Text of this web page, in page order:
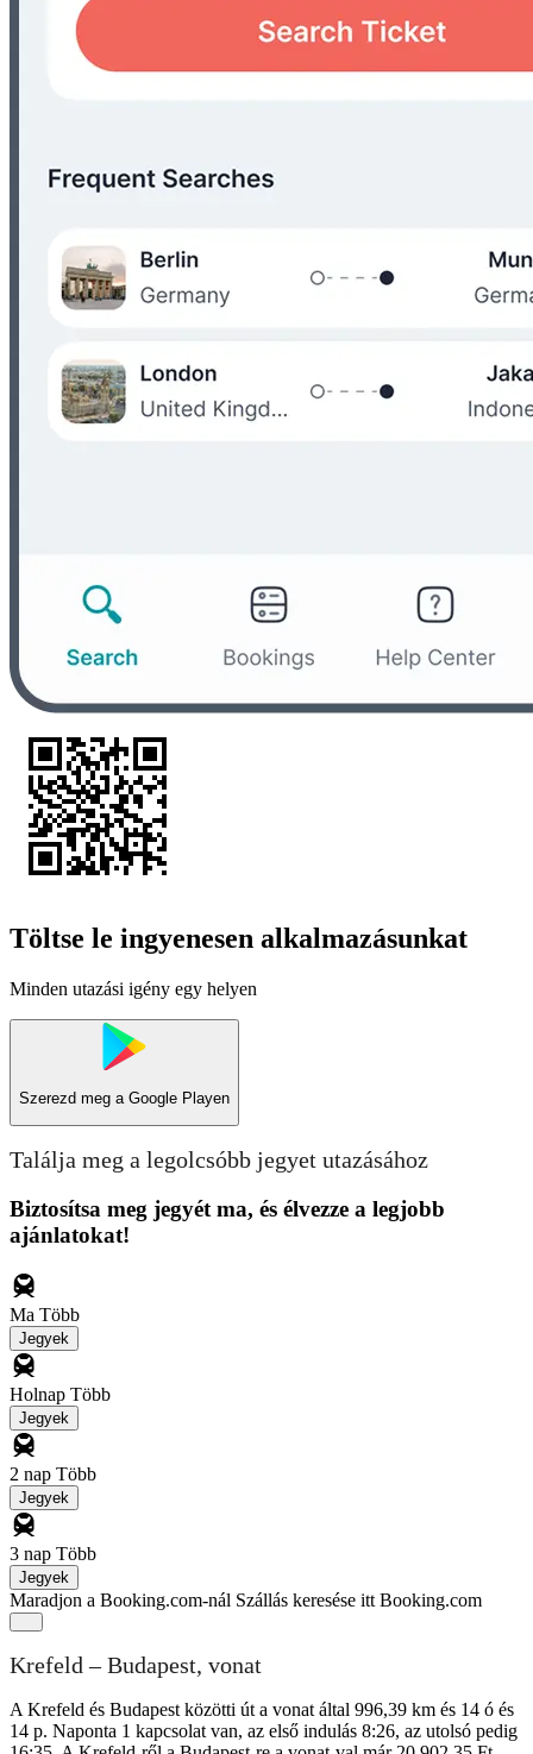
Töltse le ingyenesen alkalmazásunkat
Minden utazási igény egy helyen
Szerezd meg a Google Playen
Találja meg a legolcsóbb jegyet utazásához
Biztosítsa meg jegyét ma, és élvezze a legjobb
ajánlatokat!
Ma Több
Jegyek
Holnap Több
Jegyek
2 nap Több
Jegyek
3 nap Több
Jegyek
Maradjon a Booking.com-nál Szállás keresése itt Booking.com
Krefeld – Budapest, vonat
A Krefeld és Budapest közötti út a vonat által 996,39 km és 14 ó és
14 p. Naponta 1 kapcsolat van, az első indulás 8:26, az utolsó pedig